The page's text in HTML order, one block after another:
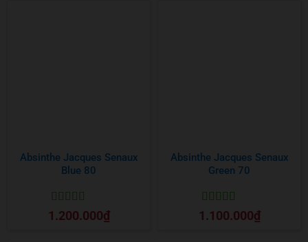
Absinthe Jacques Senaux
Blue 80
Được xếp
hạng55 sao
1.200.000₫
Absinthe Jacques Senaux
Green 70
Được xếp
hạng55 sao
1.100.000₫